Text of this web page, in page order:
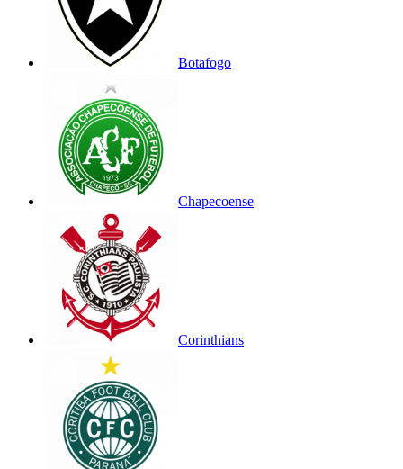
Botafogo
Chapecoense
Corinthians